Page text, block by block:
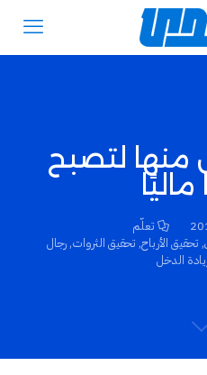
منها لتصبح
تعلّم
, تحقيق الأرباح, تحقيق الثروات,رجال
الدخل